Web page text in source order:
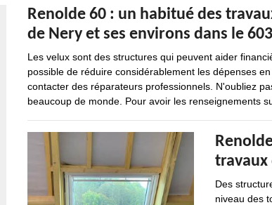
Renolde 60 : un habitué des
de Nery et ses environs dans le
Les velux sont des structures qui peuvent aider
possible de réduire considérablement les dépenses
contacter des réparateurs professionnels. N'oubliez
beaucoup de monde. Pour avoir les renseignements
travaux
Des
niveau des